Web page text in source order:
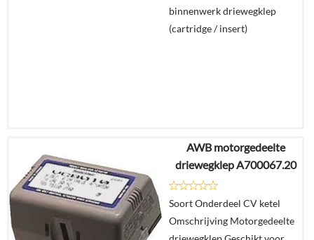
binnenwerk driewegklep
(cartridge / insert)
€4,99
In
AWB motorgedeelte
driewegklep A700067.20
Soort Onderdeel CV ketel
Omschrijving Motorgedeelte